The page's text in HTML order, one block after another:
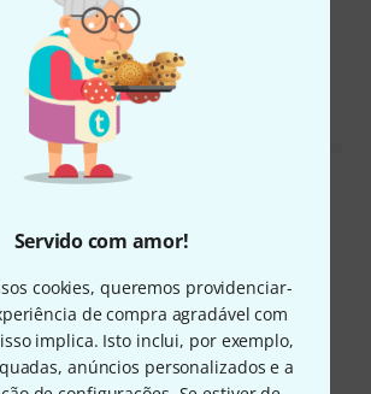
Servido com amor!
cookies, queremos providenciar-
de compra agradável com
implica. Isto inclui, por exemplo,
anúncios personalizados e a
uma bolsa de boa qualidade para
REPORTAR A CRÍTICA
por preço reduzido
umas colunas que tenho para eventos